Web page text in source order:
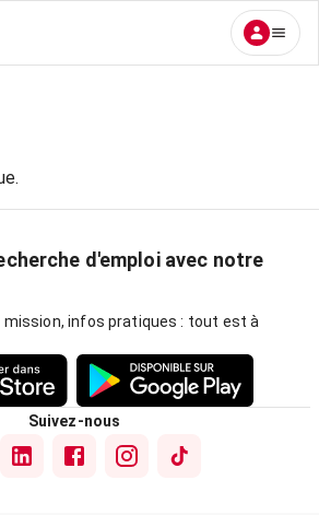
d'emploi avec notre
infos pratiques : tout est à
Suivez-nous